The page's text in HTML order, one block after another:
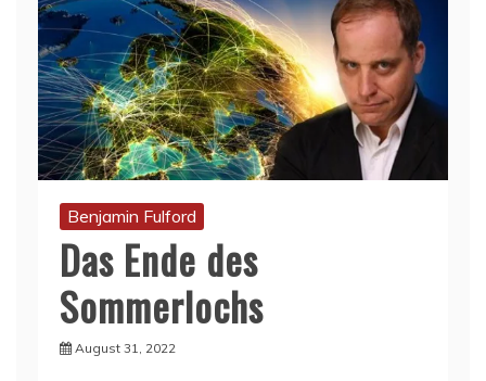
Benjamin Fulford
Das Ende des
Sommerlochs
August 31, 2022